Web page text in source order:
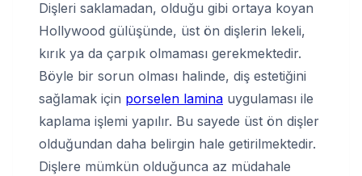
Dişleri saklamadan, olduğu gibi ortaya koyan
Hollywood gülüşünde, üst ön dişlerin lekeli,
kırık ya da çarpık olmaması gerekmektedir.
Böyle bir sorun olması halinde, diş estetiğini
sağlamak için porselen lamina uygulaması ile
kaplama işlemi yapılır. Bu sayede üst ön dişler
olduğundan daha belirgin hale getirilmektedir.
Dişlere mümkün olduğunca az müdahale